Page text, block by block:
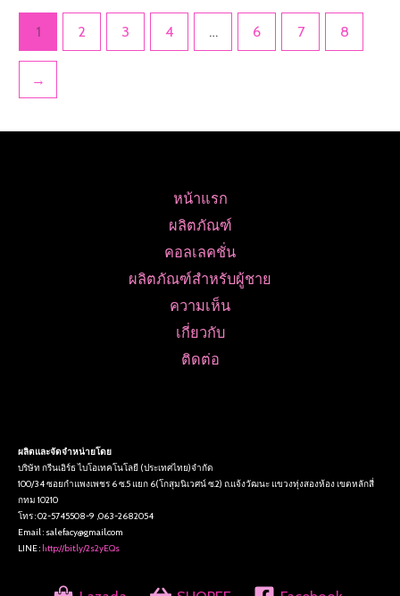
1 2 3 4 … 6 7 8
→
หน้าแรก
ผลิตภัณฑ์
คอลเลคชั่น
ผลิตภัณฑ์สำหรับผู้ชาย
ความเห็น
เกี่ยวกับ
ติดต่อ
ผลิตและจัดจำหน่ายโดย
บริษัท กรีนเอิร์ธ ไบโอเทคโนโลยี (ประเทศไทย)จำกัด
100/34 ซอยกำแพงเพชร 6 ซ.5 แยก 6(โกสุมนิเวศน์ ซ.2) ถ.แจ้งวัฒนะ แขวงทุ่งสองห้อง เขตหลักสี่
กทม 10210
โทร : 02-5745508-9 ,063-2682054
Email : salefacy@gmail.com
LINE : http://bit.ly/2s2yEQs